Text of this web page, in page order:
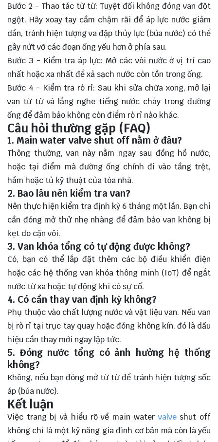
Bước 2 - Thao tác từ từ: Tuyệt đối không đóng van đột
ngột. Hãy xoay tay cầm chậm rãi để áp lực nước giảm
dần, tránh hiện tượng va đập thủy lực (búa nước) có thể
gây nứt vỡ các đoạn ống yếu hơn ở phía sau.
Bước 3 - Kiểm tra áp lực: Mở các vòi nước ở vị trí cao
nhất hoặc xa nhất để xả sạch nước còn tồn trong ống.
Bước 4 - Kiểm tra rò rỉ: Sau khi sửa chữa xong, mở lại
van từ từ và lắng nghe tiếng nước chảy trong đường
ống để đảm bảo không còn điểm rò rỉ nào khác.
Câu hỏi thường gặp (FAQ)
1. Main water valve shut off nằm ở đâu?
Thông thường, van này nằm ngay sau đồng hồ nước,
hoặc tại điểm mà đường ống chính đi vào tầng trệt,
hầm hoặc tủ kỹ thuật của tòa nhà.
2. Bao lâu nên kiểm tra van?
Nên thực hiện kiểm tra định kỳ 6 tháng một lần. Bạn chỉ
cần đóng mở thử nhẹ nhàng để đảm bảo van không bị
kẹt do cặn vôi.
3. Van khóa tổng có tự động được không?
Có, bạn có thể lắp đặt thêm các bộ điều khiển điện
hoặc các hệ thống van khóa thông minh (IoT) để ngắt
nước từ xa hoặc tự động khi có sự cố.
4. Có cần thay van định kỳ không?
Phụ thuộc vào chất lượng nước và vật liệu van. Nếu van
bị rò rỉ tại trục tay quay hoặc đóng không kín, đó là dấu
hiệu cần thay mới ngay lập tức.
5. Đóng nước tổng có ảnh hưởng hệ thống
không?
Không, nếu bạn đóng mở từ từ để tránh hiện tượng sốc
áp (búa nước).
Kết luận
Việc trang bị và hiểu rõ về main water valve shut off
không chỉ là một kỹ năng gia đình cơ bản mà còn là yếu